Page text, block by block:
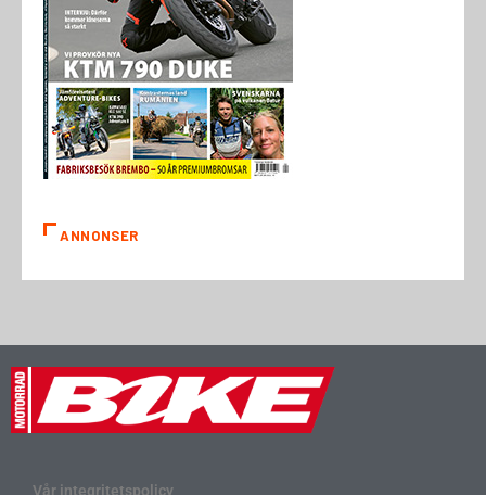
ANNONSER
Vår integritetspolicy